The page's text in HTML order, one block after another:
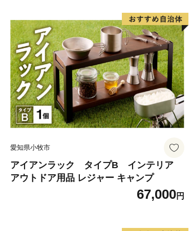
【 森と生きるまち
従来の人々のオアシ
る「千年水」など豊
の発酵文化を支えてき
より育てられた米は
粟独自の味を生み出し
【 「人」が守り伝
や、伝統ある播州山
の開業など、宍粟に
今のかたちとなって
愛知県小牧市
アイアンラック タイプB インテリア
アウトドア用品 レジャー キャンプ
67,000円